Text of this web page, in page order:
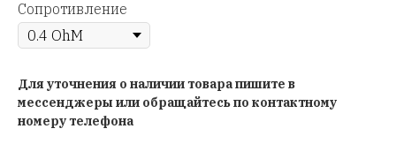
Сопротивление
Для уточнения о наличии товара пишите в
мессенджеры или обращайтесь по контактному
номеру телефона